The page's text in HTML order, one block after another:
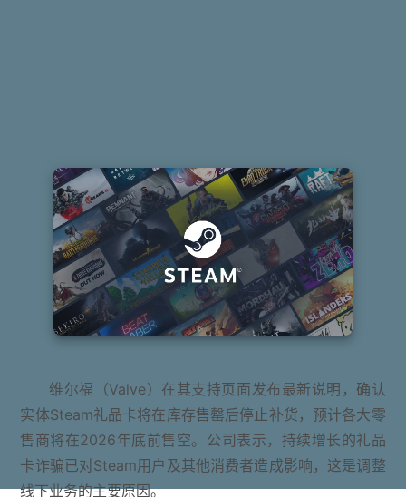
维尔福（Valve）在其支持页面发布最新说明，确认
实体Steam礼品卡将在库存售罄后停止补货，预计各大零
售商将在2026年底前售空。公司表示，持续增长的礼品
卡诈骗已对Steam用户及其他消费者造成影响，这是调整
线下业务的主要原因。